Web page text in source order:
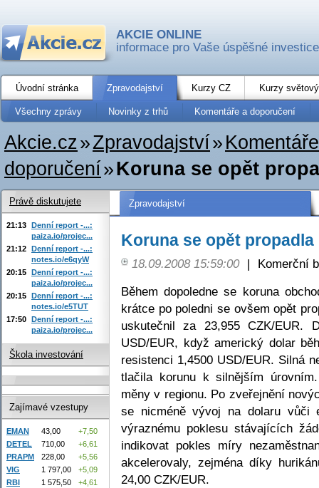
AKCIE ONLINE
informace pro Vaše úspěšné investice
Úvodní stránka Zpravodajství Kurzy CZ Kurzy
Všechny zprávy Novinky z trhů Komentáře a doporučení
Akcie.cz»Zpravodajství»
doporučení»Koruna se opět
Zpravodajství
Koruna se opět propadla
18.09.2008 15:59:00 |
Komerční
Během dopoledne se koruna
krátce po poledni se ovšem opět
uskutečnil za 23,955 CZK/EUR.
USD/EUR, když americký dolar
resistenci 1,4500 USD/EUR. Silná
tlačila korunu k silnějším
měny v regionu. Po zveřejnění
se nicméně vývoj na dolaru
výraznému poklesu stávajících
indikovat pokles míry
akcelerovaly, zejména díky
24,00 CZK/EUR.
Právě diskutujete
21:13 Denní report -...:
paiza.io/projec...
21:12 Denní report -...:
notes.io/e6qyW
20:15 Denní report -...:
paiza.io/projec...
20:15 Denní report -...:
notes.io/e5TUT
17:50 Denní report -...:
paiza.io/projec...
Škola investování
Zajímavé vzestupy
EMAN 43,00
+7,50
DETEL
710,00
+6,61
PRAPM
228,00
+5,56
VIG
1 797,00
+5,09
RBI
1 575,50 +4,61